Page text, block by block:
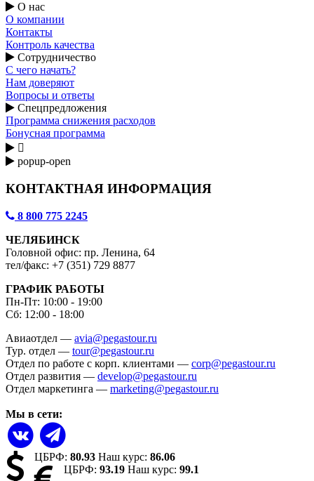
О нас
О компании
Контакты
Контроль качества
Сотрудничество
С чего начать?
Нам доверяют
Вопросы и ответы
Спецпредложения
Программа снижения расходов
Бонусная программа

popup-open
КОНТАКТНАЯ ИНФОРМАЦИЯ
8 800 775 2245
ЧЕЛЯБИНСК
Головной офис: пр. Ленина, 64
тел/факс: +7 (351) 729 8877
ГРАФИК РАБОТЫ
Пн-Пт: 10:00 - 19:00
Сб: 12:00 - 18:00
Авиаотдел — avia@pegastour.ru
Тур. отдел — tour@pegastour.ru
Отдел по работе с корп. клиентами — corp@pegastour.ru
Отдел развития — develop@pegastour.ru
Отдел маркетинга — marketing@pegastour.ru
Мы в сети:
ЦБРФ:80.93 Наш курс:86.06
ЦБРФ: 93.19 Наш курс: 99.1